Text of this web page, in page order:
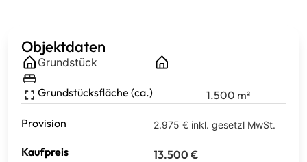
Objektdaten
Grundstück
Grundstücksfläche (ca.) 1.500 m²
Provision 2.975 € inkl. gesetzl MwSt.
Kaufpreis 13.500 €